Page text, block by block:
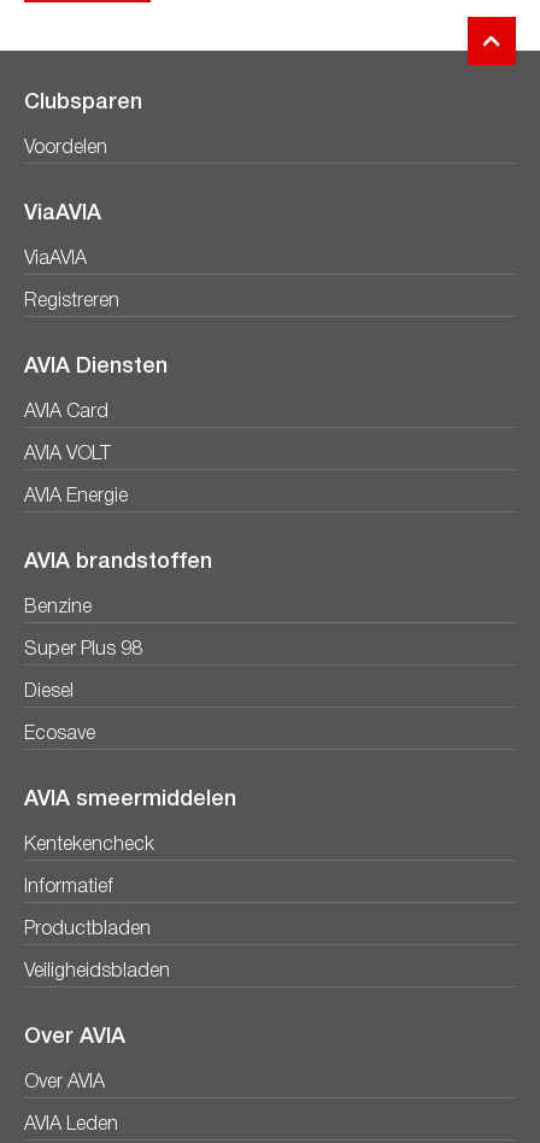
Clubsparen
Voordelen
ViaAVIA
ViaAVIA
Registreren
AVIA Diensten
AVIA Card
AVIA VOLT
AVIA Energie
AVIA brandstoffen
Benzine
Super Plus 98
Diesel
Ecosave
AVIA smeermiddelen
Kentekencheck
Informatief
Productbladen
Veiligheidsbladen
Over AVIA
Over AVIA
AVIA Leden